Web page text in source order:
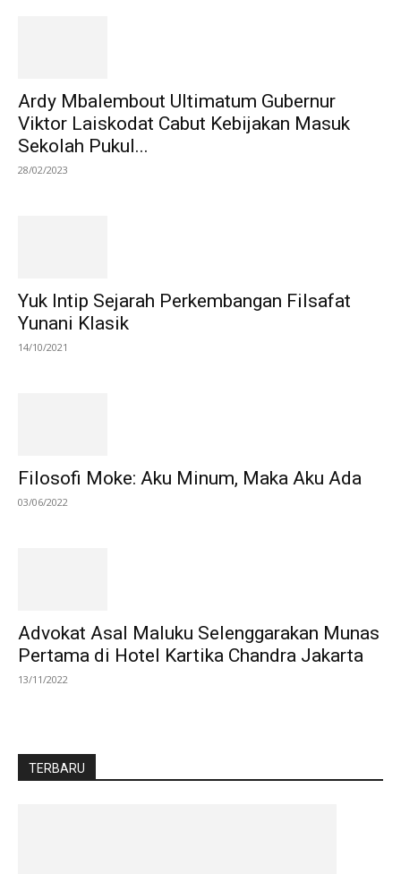
Ardy Mbalembout Ultimatum Gubernur
Viktor Laiskodat Cabut Kebijakan Masuk
Sekolah Pukul...
28/02/2023
Yuk Intip Sejarah Perkembangan Filsafat
Yunani Klasik
14/10/2021
Filosofi Moke: Aku Minum, Maka Aku Ada
03/06/2022
Advokat Asal Maluku Selenggarakan Munas
Pertama di Hotel Kartika Chandra Jakarta
13/11/2022
TERBARU